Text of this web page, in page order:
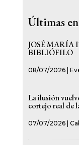
Últimas
JOSÉ MARÍA
BIBLIÓFILO
08/07/2026|
La ilusión
cortejo real de
07/07/2026|